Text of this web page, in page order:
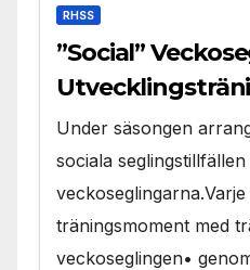
RHSS
”Social”
Under säsongen
sociala
träningsmoment med
veckoseglingen•